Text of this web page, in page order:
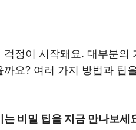
걱정이 시작돼요. 대부분
까요? 여러 가지 방법과 팁
는 비밀 팁을 지금 만나보세